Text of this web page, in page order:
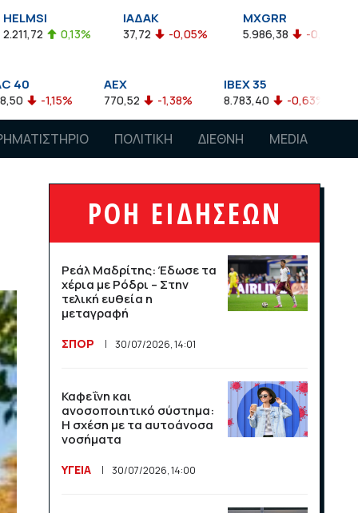
ΙΑΔΑΚ
37,72 -0,05% 5.986,38 -0,23% 2.924,61
AEX
770,52 -1,38% 8.783,40 -0,63% 4.007,68
ΠΟΛΙΤΙΚΗ ΔΙΕΘΝΗ MEDIA
ΡΟΗ ΕΙΔΗΣΕΩΝ
Ρεάλ Μαδρίτης: Έδωσε τα
χέρια με Ρόδρι – Στην
τελική ευθεία η
μεταγραφή
ΣΠΟΡ 30/07/2026, 14:01
Καφεΐνη και
ανοσοποιητικό σύστημα:
Η σχέση με τα αυτοάνοσα
νοσήματα
ΥΓΕΙΑ 30/07/2026, 14:00